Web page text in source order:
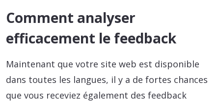
Comment analyser
efficacement le feedback
Maintenant que votre site web est disponible
dans toutes les langues, il y a de fortes chances
que vous receviez également des feedback